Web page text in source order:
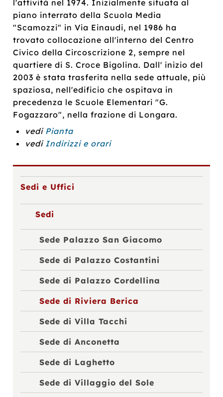
l'attività nel 1974. Inizialmente situata al
piano interrato della Scuola Media
"Scamozzi" in Via Einaudi, nel 1986 ha
trovato collocazione all'interno del Centro
Civico della Circoscrizione 2, sempre nel
quartiere di S. Croce Bigolina. Dall' inizio del
2003 è stata trasferita nella sede attuale, più
spaziosa, nell'edificio che ospitava in
precedenza le Scuole Elementari "G.
Fogazzaro", nella frazione di Longara.
vedi Pianta
vedi Indirizzi e orari
Sedi e Uffici
Sedi
Sede Palazzo San Giacomo
Sede di Palazzo Costantini
Sede di Palazzo Cordellina
Sede di Riviera Berica
Sede di Villa Tacchi
Sede di Anconetta
Sede di Laghetto
Sede di Villaggio del Sole